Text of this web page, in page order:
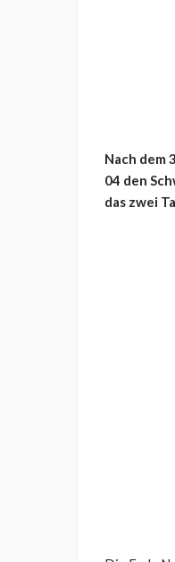
Nach dem
04 den
das zwei